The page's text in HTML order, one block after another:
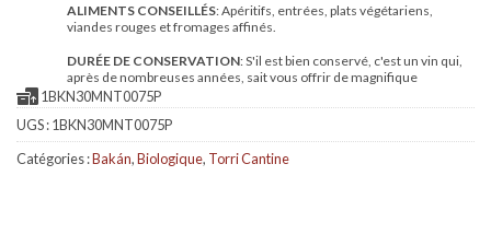
ALIMENTS CONSEILLÉS: Apéritifs, entrées, plats végétariens,
viandes rouges et fromages affinés.
DURÉE DE CONSERVATION: S'il est bien conservé, c'est un vin qui,
après de nombreuses années, sait vous offrir de magnifique
1BKN30MNT0075P
UGS :1BKN30MNT0075P
Catégories :Bakán,Biologique, Torri Cantine